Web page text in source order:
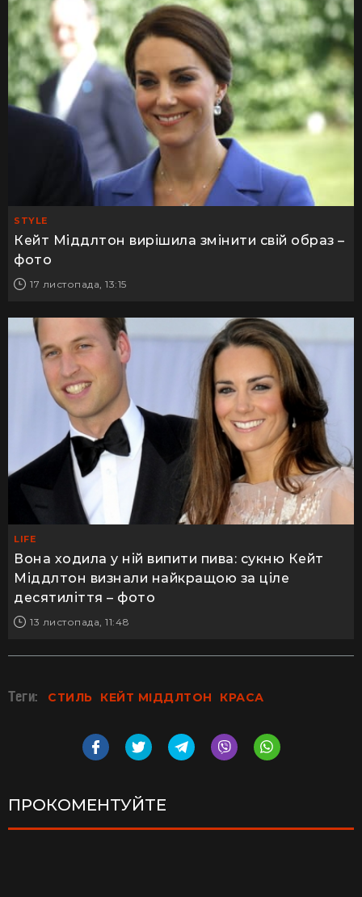
STYLE
Кейт Міддлтон вирішила змінити свій образ –
фото
17 листопада, 13:15
LIFE
Вона ходила у ній випити пива: сукню Кейт
Міддлтон визнали найкращою за ціле
десятиліття – фото
13 листопада, 11:48
Теги: СТИЛЬ КЕЙТ МІДДЛТОН КРАСА
ПРОКОМЕНТУЙТЕ